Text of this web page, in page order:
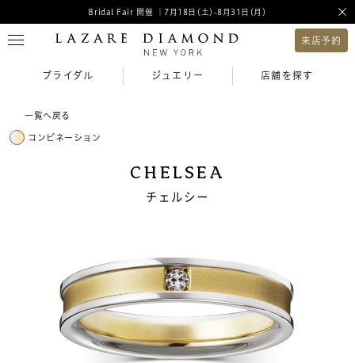
Bridal Fair 開催 ｜7月18日(土)-8月31日(月)
来店予約
ブライダル ジュエリー 店舗を探す
一覧へ戻る
コンビネーション
CHELSEA
チェルシー